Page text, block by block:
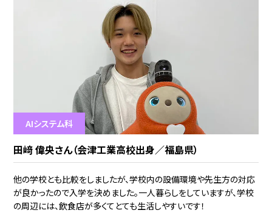
AIシステム科
田﨑 偉央さん（会津工業高校出身／福島県）
他の学校とも比較をしましたが、学校内の設備環境や先生方の対応
が良かったので入学を決めました。一人暮らしをしていますが、学校
の周辺には、飲食店が多くてとても生活しやすいです！